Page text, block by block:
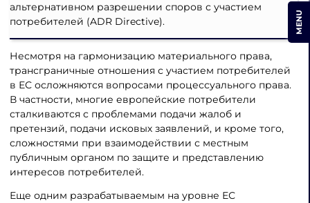
альтернативном разрешении споров с участием
потребителей (ADR Directive).
Несмотря на гармонизацию материального права,
трансграничные отношения с участием потребителей
в ЕС осложняются вопросами процессуального права.
В частности, многие европейские потребители
сталкиваются с проблемами подачи жалоб и
претензий, подачи исковых заявлений, и кроме того,
сложностями при взаимодействии с местным
публичным органом по защите и представлению
интересов потребителей.
Еще одним разрабатываемым на уровне ЕС
MENU